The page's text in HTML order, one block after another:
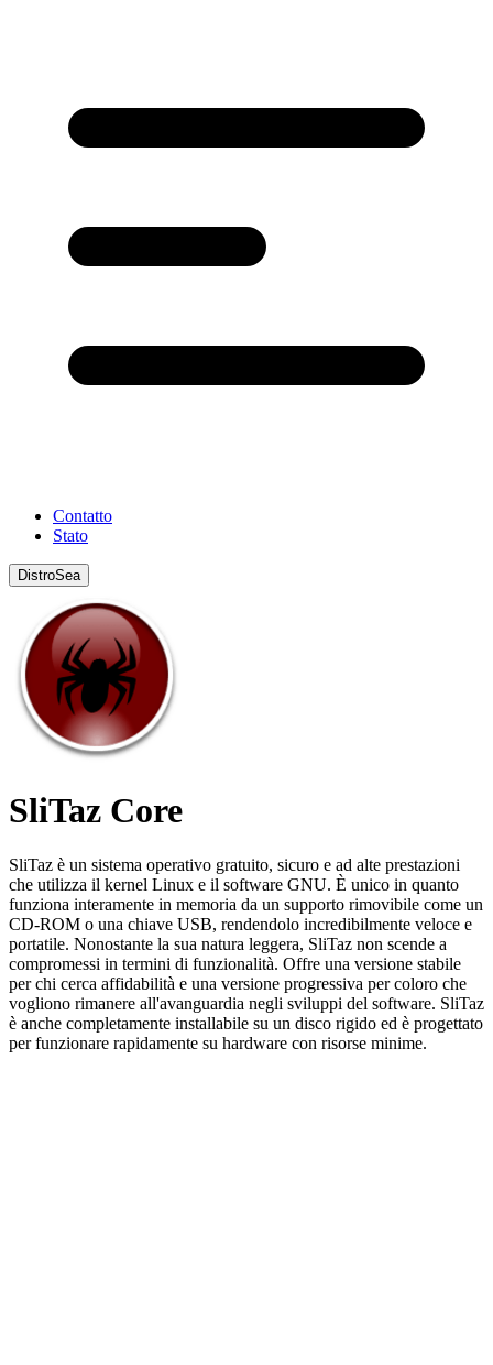
Contatto
Stato
DistroSea
SliTaz Core
SliTaz è un sistema operativo gratuito, sicuro e ad alte prestazioni
che utilizza il kernel Linux e il software GNU. È unico in quanto
funziona interamente in memoria da un supporto rimovibile come un
CD-ROM o una chiave USB, rendendolo incredibilmente veloce e
portatile. Nonostante la sua natura leggera, SliTaz non scende a
compromessi in termini di funzionalità. Offre una versione stabile
per chi cerca affidabilità e una versione progressiva per coloro che
vogliono rimanere all'avanguardia negli sviluppi del software. SliTaz
è anche completamente installabile su un disco rigido ed è progettato
per funzionare rapidamente su hardware con risorse minime.